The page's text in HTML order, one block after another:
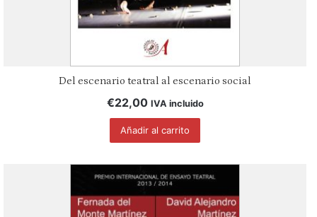
Del escenario teatral al escenario social
€22,00 IVA incluido
Añadir al carrito